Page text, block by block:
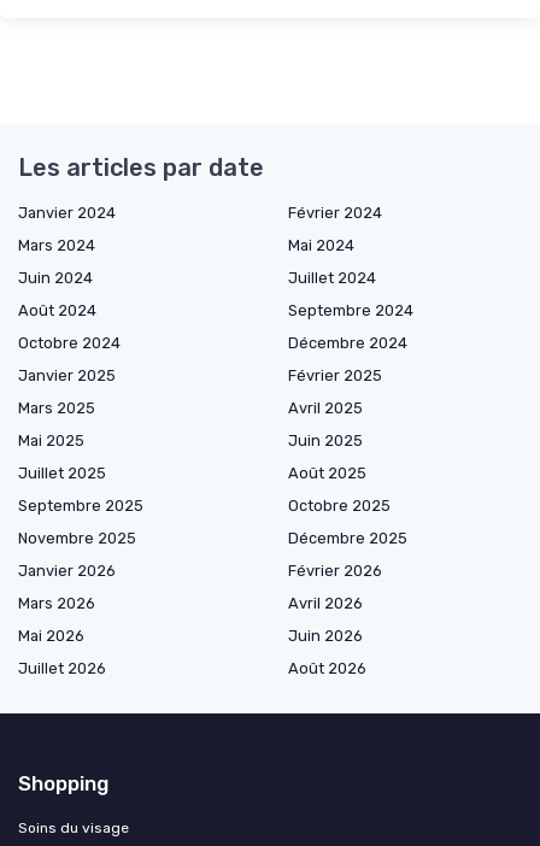
Les articles par date
Janvier 2024
Février 2024
Mars 2024
Mai 2024
Juin 2024
Juillet 2024
Août 2024
Septembre 2024
Octobre 2024
Décembre 2024
Janvier 2025
Février 2025
Mars 2025
Avril 2025
Mai 2025
Juin 2025
Juillet 2025
Août 2025
Septembre 2025
Octobre 2025
Novembre 2025
Décembre 2025
Janvier 2026
Février 2026
Mars 2026
Avril 2026
Mai 2026
Juin 2026
Juillet 2026
Août 2026
Shopping
Soins du visage